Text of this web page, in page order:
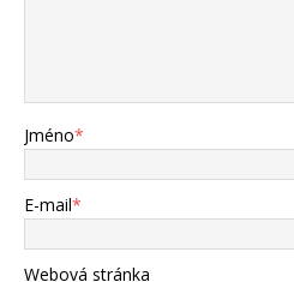
Jméno*
E-mail*
Webová stránka